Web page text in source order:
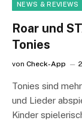
NEWS & REVIEWS
Roar und
Tonies
von Check-App
Tonies sind
und Lieder
Kinder